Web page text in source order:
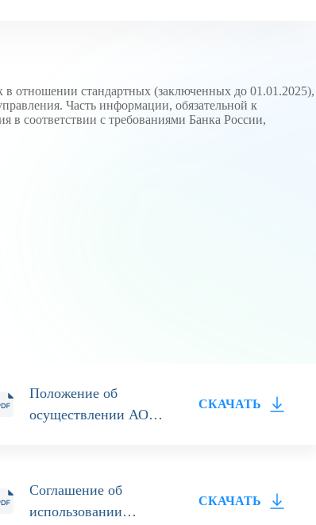
отношении стандартных (заключенных до 01.01.2025),
Часть информации, обязательной к
в соответствии с требованиями Банка России,
Положение об
осуществлении АО
СКАЧАТЬ
Соглашение об
использовании
СКАЧАТЬ